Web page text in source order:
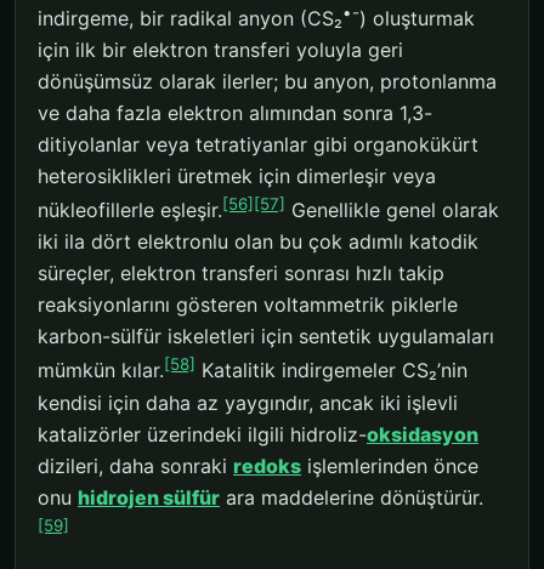
indirgeme, bir radikal anyon (CS₂•-) oluşturmak
için ilk bir elektron transferi yoluyla geri
dönüşümsüz olarak ilerler; bu anyon, protonlanma
ve daha fazla elektron alımından sonra 1,3-
ditiyolanlar veya tetratiyanlar gibi organokükürt
heterosiklikleri üretmek için dimerleşir veya
nükleofillerle eşleşir.[56] [57] Genellikle genel olarak
iki ila dört elektronlu olan bu çok adımlı katodik
süreçler, elektron transferi sonrası hızlı takip
reaksiyonlarını gösteren voltammetrik piklerle
karbon-sülfür iskeletleri için sentetik uygulamaları
mümkün kılar.[58] Katalitik indirgemeler CS₂’nin
kendisi için daha az yaygındır, ancak iki işlevli
katalizörler üzerindeki ilgili hidroliz-oksidasyon
dizileri, daha sonraki redoks işlemlerinden önce
onu hidrojen sülfür ara maddelerine dönüştürür.
[59]